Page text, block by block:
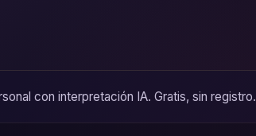
con interpretación IA. Gratis, sin registro.